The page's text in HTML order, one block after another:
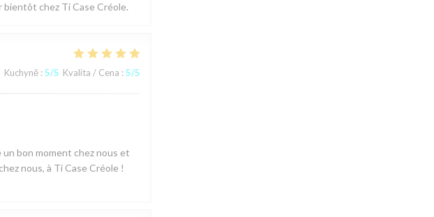
chez Ti Case Créole.
Kuchyně : 5/5 Kvalita / Cena : 5/5
bon moment chez nous et
nous, à Ti Case Créole !